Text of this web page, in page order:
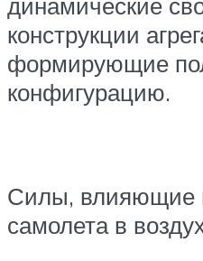
конструкции
формирующие
конфигурацию.
Силы, влияющие
самолета в